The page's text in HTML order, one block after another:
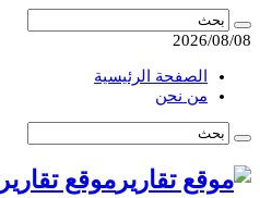
2026/08/08
الصفحة الرئيسية
من نحن
موقع